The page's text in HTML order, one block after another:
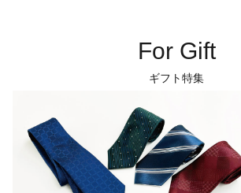
For Gift
ギフト特集